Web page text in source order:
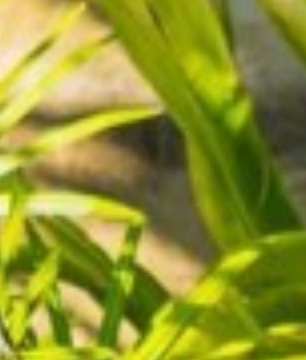
He leído y acepto laPolítica de Privacidad